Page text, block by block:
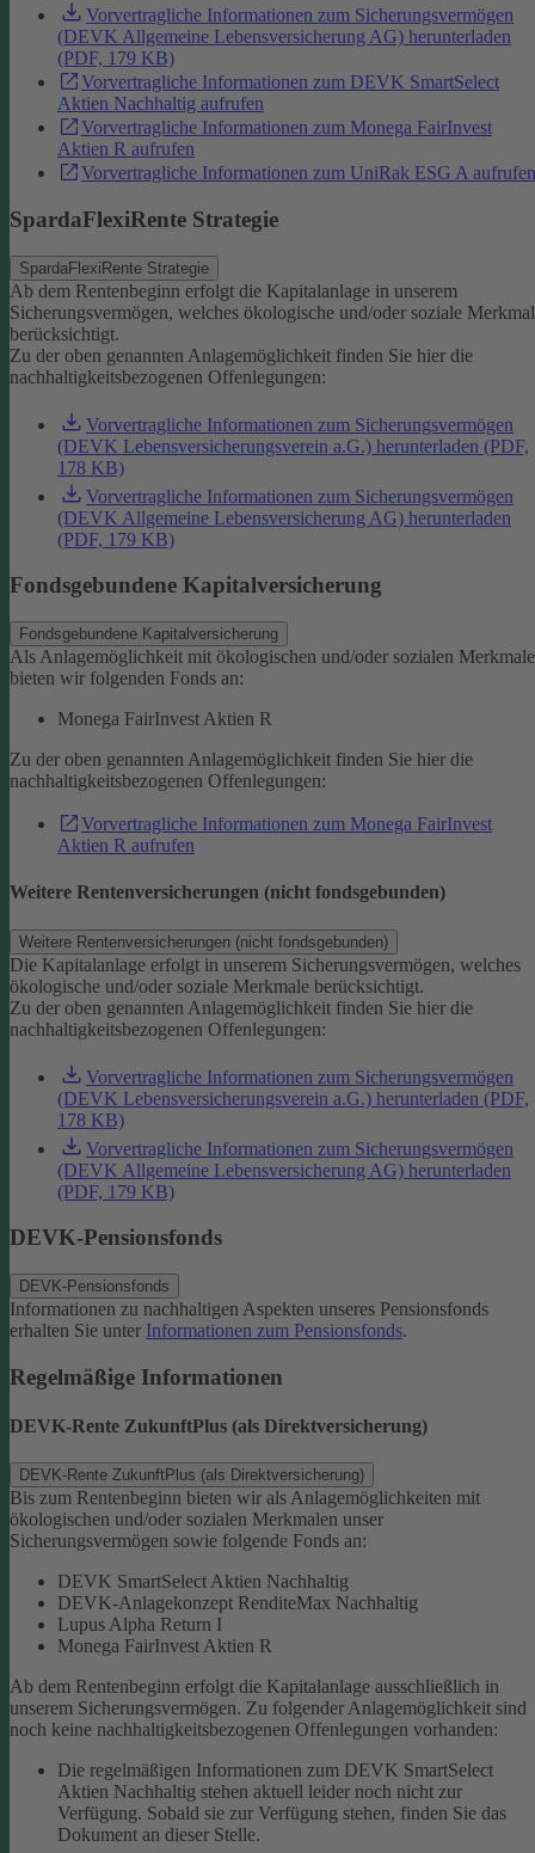
Vorvertragliche Informationen zum Sicherungsvermögen
(DEVK Allgemeine Lebensversicherung AG) herunterladen
(PDF, 179 KB)
Vorvertragliche Informationen zum DEVK SmartSelect
Aktien Nachhaltig aufrufen
Vorvertragliche Informationen zum Monega FairInvest
Aktien R aufrufen
Vorvertragliche Informationen zum UniRak ESG A aufrufen
SpardaFlexiRente Strategie
SpardaFlexiRente Strategie
Ab dem Rentenbeginn erfolgt die Kapitalanlage in unserem
Sicherungsvermögen, welches ökologische und/oder soziale
berücksichtigt.
Zu der oben genannten Anlagemöglichkeit finden Sie hier die
nachhaltigkeitsbezogenen Offenlegungen:
Vorvertragliche Informationen zum Sicherungsvermögen
(DEVK Lebensversicherungsverein a.G.) herunterladen (PDF,
178 KB)
Vorvertragliche Informationen zum Sicherungsvermögen
(DEVK Allgemeine Lebensversicherung AG) herunterladen
(PDF, 179 KB)
Fondsgebundene Kapitalversicherung
Fondsgebundene Kapitalversicherung
Als Anlagemöglichkeit mit ökologischen und/oder sozialen
bieten wir folgenden Fonds an:
Monega FairInvest Aktien R
Zu der oben genannten Anlagemöglichkeit finden Sie hier die
nachhaltigkeitsbezogenen Offenlegungen:
Vorvertragliche Informationen zum Monega FairInvest
Aktien R aufrufen
Weitere Rentenversicherungen (nicht fondsgebunden)
Weitere Rentenversicherungen (nicht fondsgebunden)
Die Kapitalanlage erfolgt in unserem Sicherungsvermögen, welches
ökologische und/oder soziale Merkmale berücksichtigt.
Zu der oben genannten Anlagemöglichkeit finden Sie hier die
nachhaltigkeitsbezogenen Offenlegungen:
Vorvertragliche Informationen zum Sicherungsvermögen
(DEVK Lebensversicherungsverein a.G.) herunterladen (PDF,
178 KB)
Vorvertragliche Informationen zum Sicherungsvermögen
(DEVK Allgemeine Lebensversicherung AG) herunterladen
(PDF, 179 KB)
DEVK-Pensionsfonds
DEVK-Pensionsfonds
Informationen zu nachhaltigen Aspekten unseres Pensionsfonds
erhalten Sie unter Informationen zum Pensionsfonds.
Regelmäßige Informationen
DEVK-Rente ZukunftPlus (als Direktversicherung)
DEVK-Rente ZukunftPlus (als Direktversicherung)
Bis zum Rentenbeginn bieten wir als Anlagemöglichkeiten mit
ökologischen und/oder sozialen Merkmalen unser
Sicherungsvermögen sowie folgende Fonds an:
DEVK SmartSelect Aktien Nachhaltig
DEVK-Anlagekonzept RenditeMax Nachhaltig
Lupus Alpha Return I
Monega FairInvest Aktien R
Ab dem Rentenbeginn erfolgt die Kapitalanlage ausschließlich in
unserem Sicherungsvermögen. Zu folgender Anlagemöglichkeit sind
noch keine nachhaltigkeitsbezogenen Offenlegungen vorhanden:
Die regelmäßigen Informationen zum DEVK SmartSelect
Aktien Nachhaltig stehen aktuell leider noch nicht zur
Verfügung. Sobald sie zur Verfügung stehen, finden Sie das
Dokument an dieser Stelle.